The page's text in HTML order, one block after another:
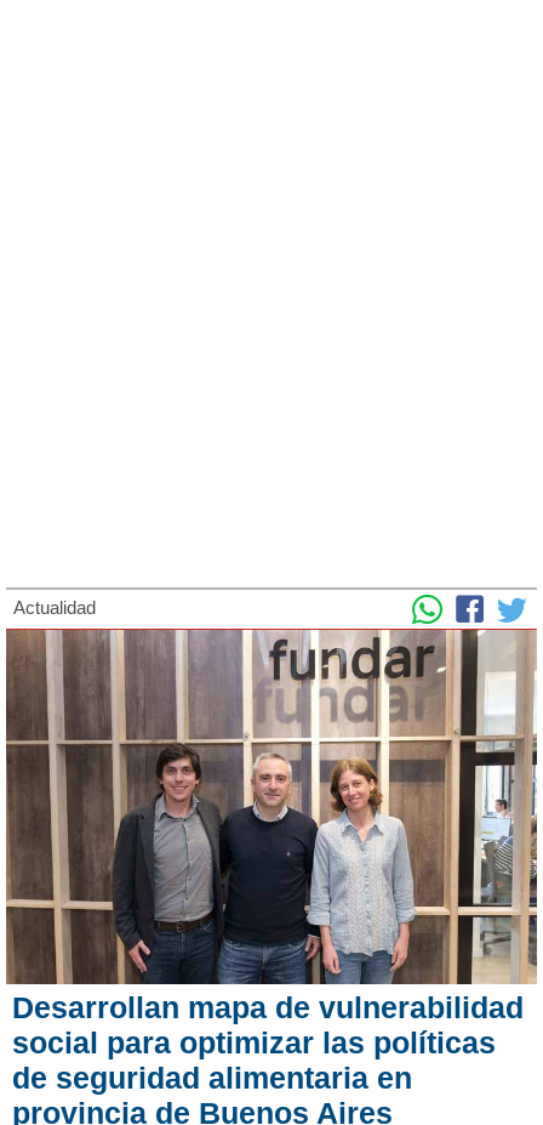
Actualidad
Desarrollan mapa de vulnerabilidad
social para optimizar las políticas
de seguridad alimentaria en
provincia de Buenos Aires